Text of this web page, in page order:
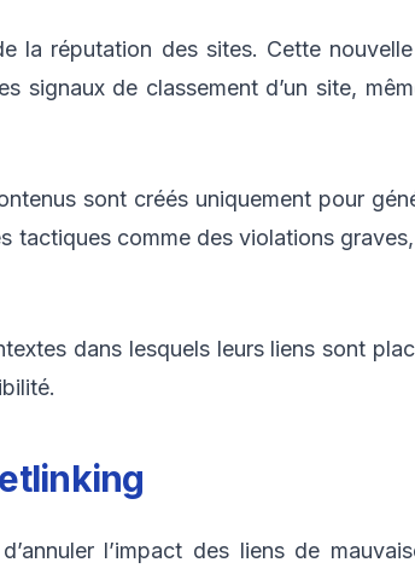
la réputation des sites. Cette
signaux de classement d’un site,
sont créés uniquement pour
tactiques comme des violations
dans lesquels leurs liens sont
l’impact des liens de